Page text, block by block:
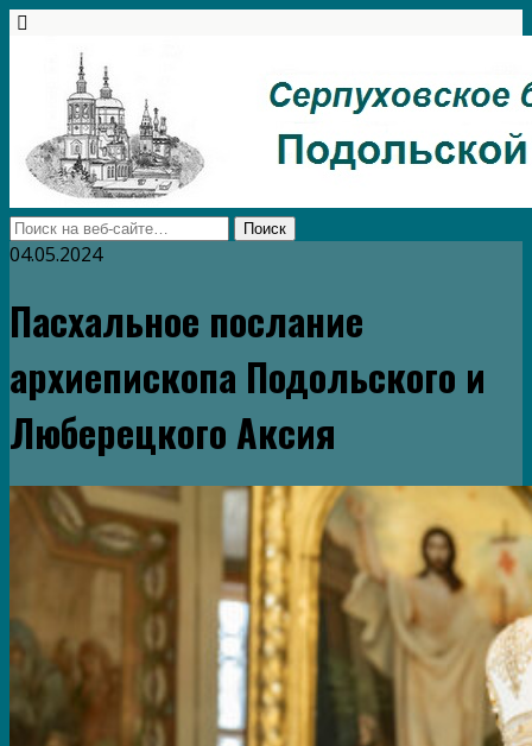
04.05.2024
Пасхальное послание
архиепископа Подольского и
Люберецкого Аксия